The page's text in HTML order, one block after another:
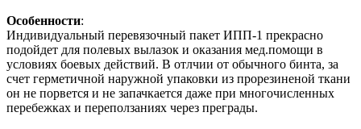
Особенности:
Индивидуальный перевязочный пакет ИПП-1 прекрасно
подойдет для полевых вылазок и оказания мед.помощи в
условиях боевых действий. В отлчии от обычного бинта, за
счет герметичной наружной упаковки из прорезиненой ткани
он не порвется и не запачкается даже при многочисленных
перебежках и переползаниях через преграды.